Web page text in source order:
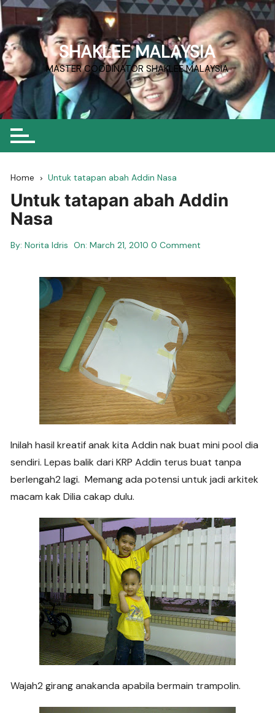
Skip
to
content
SHAKLEE MALAYSIA
MASTER COODINATOR SHAKLEE MALAYSIA
Home Untuk tatapan abah Addin Nasa
Untuk tatapan abah Addin
Nasa
By: Norita Idris On:March 21, 2010 0 Comment
Inilah hasil kreatif anak kita Addin nak buat mini pool dia
sendiri. Lepas balik dari KRP Addin terus buat tanpa
berlengah2 lagi. Memang ada potensi untuk jadi arkitek
macam kak Dilia cakap dulu.
Wajah2 girang anakanda apabila bermain trampolin.